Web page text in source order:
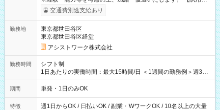
間】試用期間なし
交通費別途支給あり
勤務地
東京都世田谷区
東京都世田谷区経堂
アシストワーク株式会社
勤務時間
シフト制
1日あたりの実働時間：最大15時間/日 ＜1週間の勤務例＞週3回
勤務 勤務：月・水・金 休み：火・木・土・日 好きな時にお仕事
可能です！ ※1日あたりの最大実働時間は日勤、夜勤共に勤務し
期間 単発・1日のみOK
特徴
週1日からOK / 日払いOK / 副業・WワークOK / 10名以上の大量